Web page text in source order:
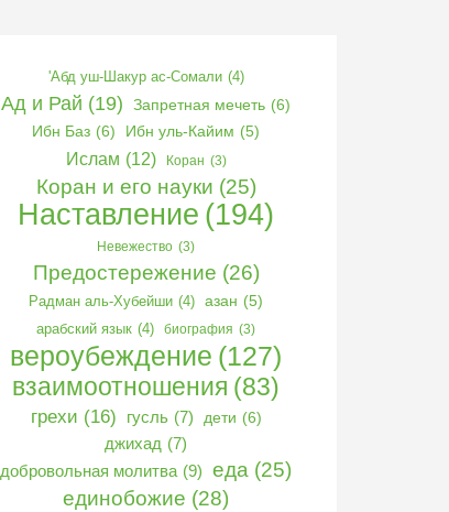
'Абд уш-Шакур ас-Сомали (4)
Ад и Рай (19) Запретная мечеть (6)
Ибн Баз (6) Ибн уль-Кайим (5)
Ислам (12) Коран (3)
Коран и его науки (25)
Наставление (194)
Невежество (3)
Предостережение (26)
Радман аль-Хубейши (4) азан (5)
арабский язык (4) биография (3)
вероубеждение (127)
взаимоотношения (83)
грехи (16) гусль (7) дети (6)
джихад (7)
добровольная молитва (9) еда (25)
единобожие (28)